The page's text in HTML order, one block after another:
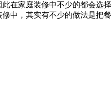
在家庭装修中不少的都会
中，其实有不少的做法是